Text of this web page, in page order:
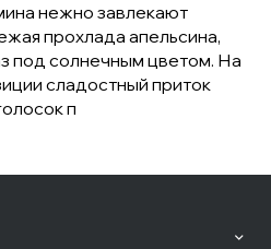
нежно завлекают
прохлада апельсина,
под солнечным цветом. На
сладостный приток
п